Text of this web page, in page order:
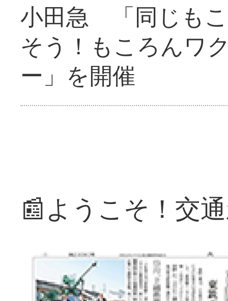
小田急 「同じも
そう！もころんワ
ー」を開催
📰ようこそ！交